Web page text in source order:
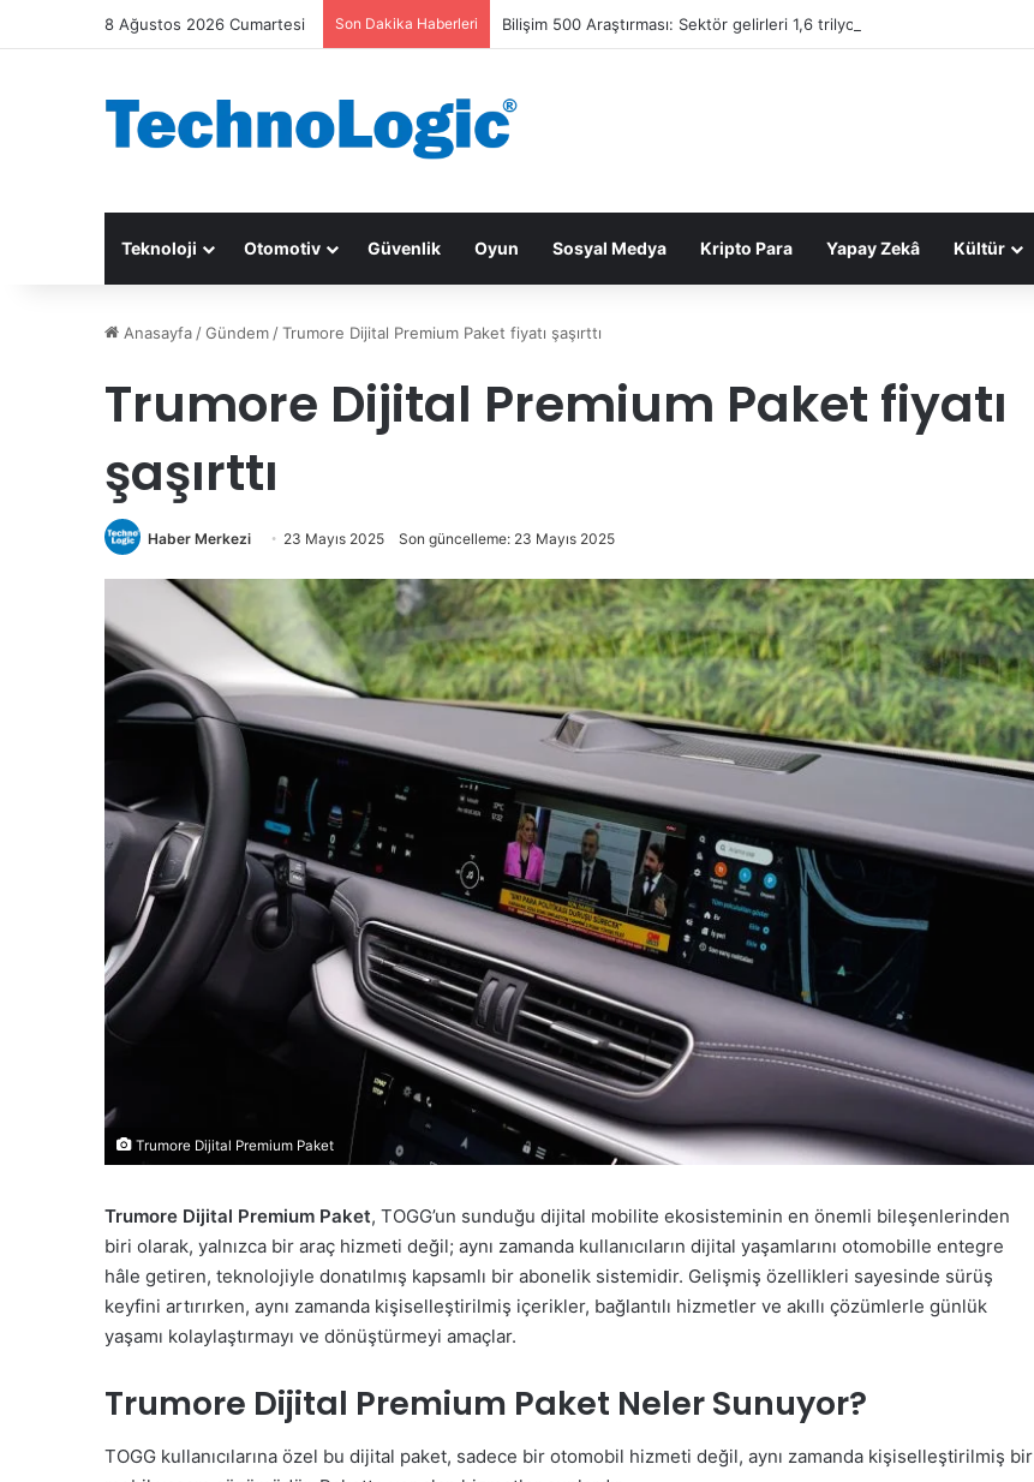
8 Ağustos 2026 Cumartesi Son Dakika Haberleri Bilişim 500 Araştırması: Sektör gelirleri 1,6 trilyon TL’ye ulaştı
Teknoloji Otomotiv Güvenlik Oyun Sosyal Medya Kripto Para Yapay Zekâ Kültür
Anasayfa /Gündem /Trumore Dijital Premium Paket fiyatı şaşırttı
Trumore Dijital Premium Paket fiyatı
şaşırttı
Haber Merkezi 23 Mayıs 2025 Son güncelleme: 23 Mayıs 2025
Trumore Dijital Premium Paket
Trumore Dijital Premium Paket, TOGG’un sunduğu dijital mobilite ekosisteminin en önemli bileşenlerinden
biri olarak, yalnızca bir araç hizmeti değil; aynı zamanda kullanıcıların dijital yaşamlarını otomobille entegre
hâle getiren, teknolojiyle donatılmış kapsamlı bir abonelik sistemidir. Gelişmiş özellikleri sayesinde sürüş
keyfini artırırken, aynı zamanda kişiselleştirilmiş içerikler, bağlantılı hizmetler ve akıllı çözümlerle günlük
yaşamı kolaylaştırmayı ve dönüştürmeyi amaçlar.
Trumore Dijital Premium Paket Neler Sunuyor?
TOGG kullanıcılarına özel bu dijital paket, sadece bir otomobil hizmeti değil, aynı zamanda kişiselleştirilmiş bir